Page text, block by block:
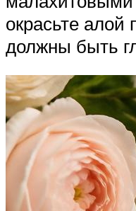
окрасьте
должны быть